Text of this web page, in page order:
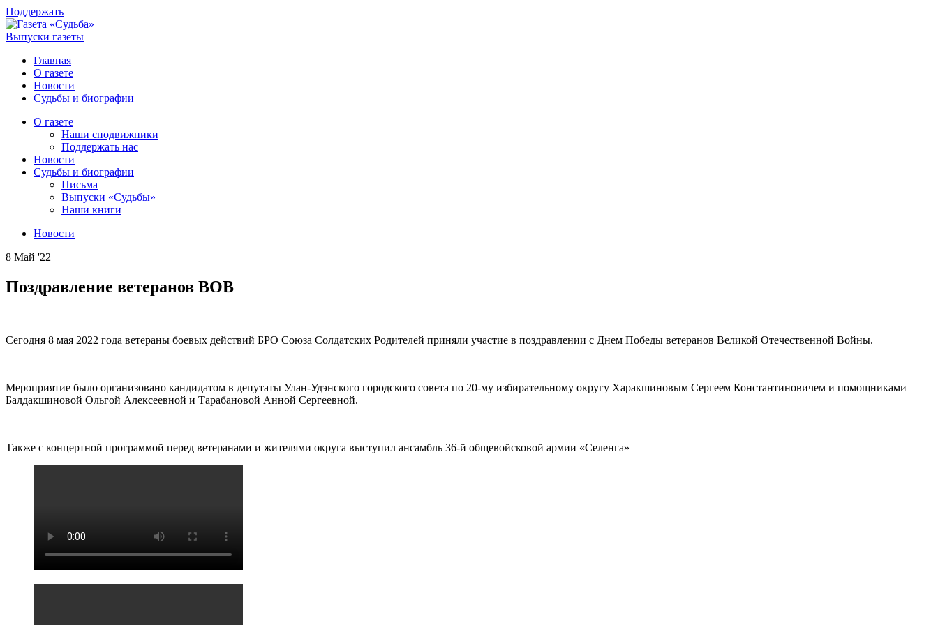
Поддержать
Выпуски газеты
Главная
О газете
Новости
Судьбы и биографии
О газете
Наши сподвижники
Поддержать нас
Новости
Судьбы и биографии
Письма
Выпуски «Судьбы»
Наши книги
Новости
8 Май '22
Поздравление ветеранов ВОВ
Сегодня 8 мая 2022 года ветераны боевых действий БРО Союза Солдатских Родителей приняли участие в поздравлении с Днем Победы ветеранов Великой Отечественной Войны.
Мероприятие было организовано кандидатом в депутаты Улан-Удэнского городского совета по 20-му избирательному округу Харакшиновым Сергеем Константиновичем и помощниками
Балдакшиновой Ольгой Алексеевной и Тарабановой Анной Сергеевной.
Также с концертной программой перед ветеранами и жителями округа выступил ансамбль 36-й общевойсковой армии «Селенга»